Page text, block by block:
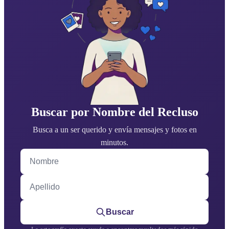
Buscar por Nombre del Recluso
Busca a un ser querido y envía mensajes y fotos en
minutos.
Nombre
Apellido
Buscar